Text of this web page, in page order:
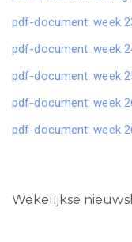
pdf-document: week
pdf-document: week
pdf-document: week
pdf-document: week
pdf-document: week
Wekelijkse